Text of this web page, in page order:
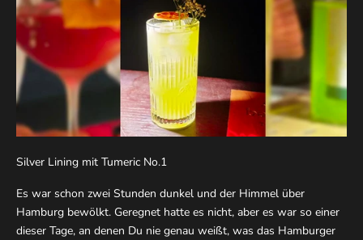
Silver Lining mit Tumeric No.1
Es war schon zwei Stunden dunkel und der Himmel über
Hamburg bewölkt. Geregnet hatte es nicht, aber es war so einer
dieser Tage, an denen Du nie genau weißt, was das Hamburger